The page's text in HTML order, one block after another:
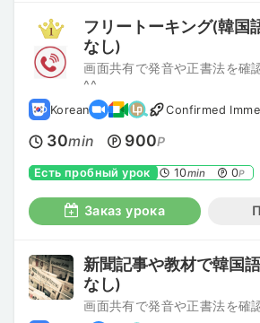
フリートーキング(韓国
なし)
画面共有で発音や正書法を確
^^
Korean Confirmed
30min 900P
Есть пробный урок 10min 0P
Заказ урока
新聞記事や教材で韓国
なし)
画面共有で発音や正書法を確